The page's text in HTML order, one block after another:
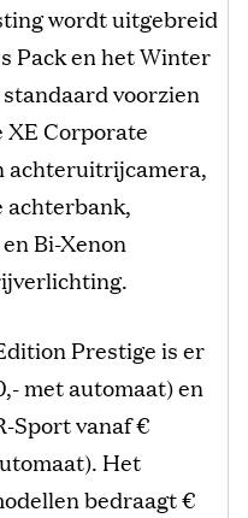
wordt uitgebreid
Pack en het Winter
voorzien
XE Corporate
achteruitrijcamera,
achterbank,
Bi-Xenon
Prestige is er
met automaat) en
Sport vanaf €
Het
bedraagt €